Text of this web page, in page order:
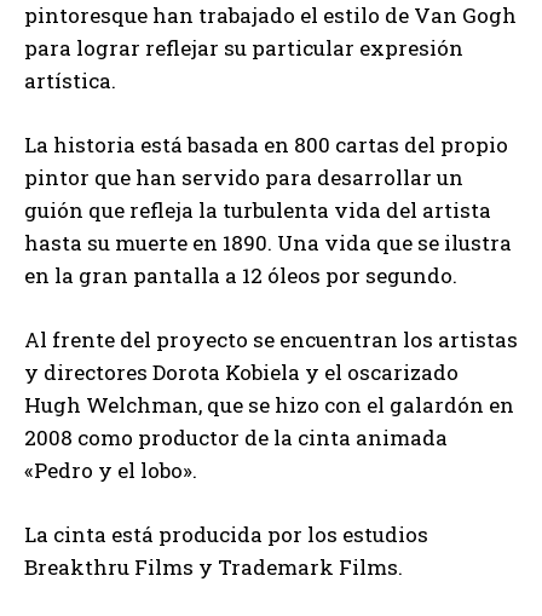
pintoresque han trabajado el estilo de Van Gogh
para lograr reflejar su particular expresión
artística.
La historia está basada en 800 cartas del propio
pintor que han servido para desarrollar un
guión que refleja la turbulenta vida del artista
hasta su muerte en 1890. Una vida que se ilustra
en la gran pantalla a 12 óleos por segundo.
Al frente del proyecto se encuentran los artistas
y directores Dorota Kobiela y el oscarizado
Hugh Welchman, que se hizo con el galardón en
2008 como productor de la cinta animada
«Pedro y el lobo».
La cinta está producida por los estudios
Breakthru Films y Trademark Films.